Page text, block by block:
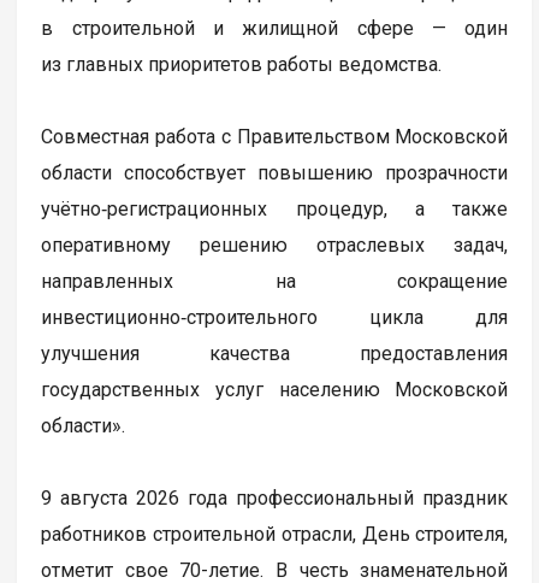
в строительной и жилищной сфере — один
из главных приоритетов работы ведомства.
Совместная работа с Правительством Московской
области способствует повышению прозрачности
учётно‑регистрационных процедур, а также
оперативному решению отраслевых задач,
направленных на сокращение
инвестиционно‑строительного цикла для
улучшения качества предоставления
государственных услуг населению Московской
области».
9 августа 2026 года профессиональный праздник
работников строительной отрасли, День строителя,
отметит свое 70-летие. В честь знаменательной